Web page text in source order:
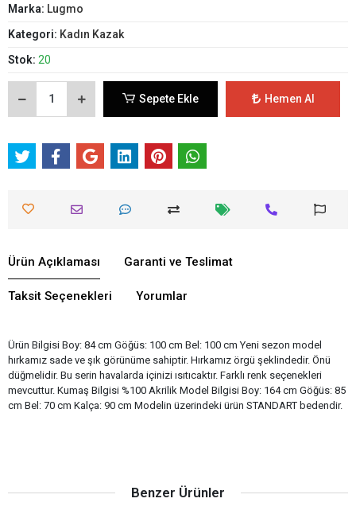
Marka: Lugmo
Kategori: Kadın Kazak
Stok: 20
Sepete Ekle Hemen Al
Ürün Açıklaması Garanti ve Teslimat
Taksit Seçenekleri Yorumlar
Ürün Bilgisi Boy: 84 cm Göğüs: 100 cm Bel: 100 cm Yeni sezon model
hırkamız sade ve şık görünüme sahiptir. Hırkamız örgü şeklindedir. Önü
düğmelidir. Bu serin havalarda içinizi ısıtıcaktır. Farklı renk seçenekleri
mevcuttur. Kumaş Bilgisi %100 Akrilik Model Bilgisi Boy: 164 cm Göğüs: 85
cm Bel: 70 cm Kalça: 90 cm Modelin üzerindeki ürün STANDART bedendir.​
Benzer Ürünler